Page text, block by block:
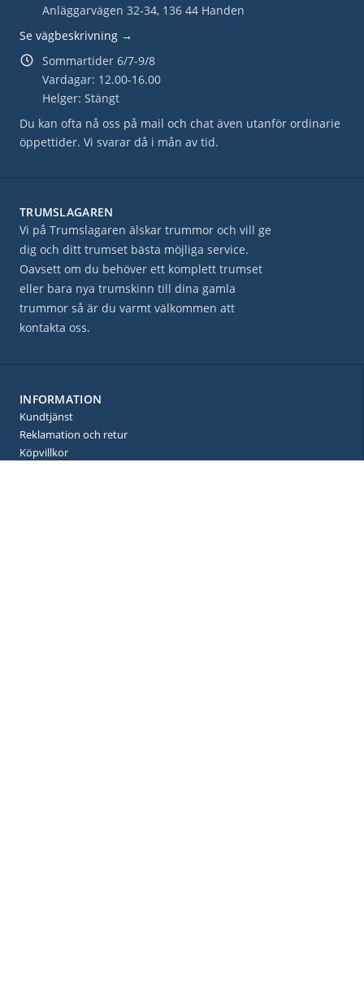
Anläggarvägen 32-34, 136 44 Handen
Se vägbeskrivning →
Sommartider 6/7-9/8
Vardagar: 12.00-16.00
Helger: Stängt
Du kan ofta nå oss på mail och chat även utanför ordinarie
öppettider. Vi svarar då i mån av tid.
TRUMSLAGAREN
Vi på Trumslagaren älskar trummor och vill ge
dig och ditt trumset bästa möjliga service.
Oavsett om du behöver ett komplett trumset
eller bara nya trumskinn till dina gamla
trummor så är du varmt välkommen att
kontakta oss.
INFORMATION
Kundtjänst
Reklamation och retur
Köpvillkor